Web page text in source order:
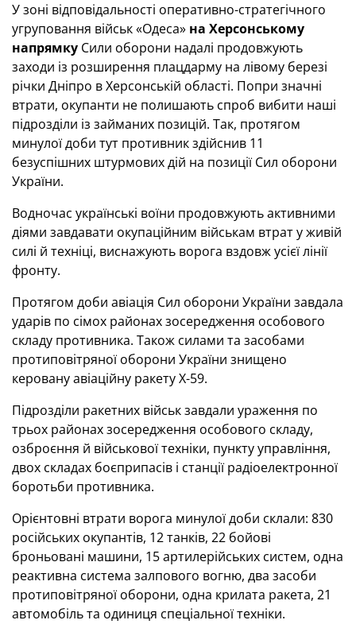
У зоні відповідальності оперативно-стратегічного
угруповання військ «Одеса» на Херсонському
напрямку Сили оборони надалі продовжують
заходи із розширення плацдарму на лівому березі
річки Дніпро в Херсонській області. Попри значні
втрати, окупанти не полишають спроб вибити наші
підрозділи із займаних позицій. Так, протягом
минулої доби тут противник здійснив 11
безуспішних штурмових дій на позиції Сил оборони
України.
Водночас українські воїни продовжують активними
діями завдавати окупаційним військам втрат у живій
силі й техніці, виснажують ворога вздовж усієї лінії
фронту.
Протягом доби авіація Сил оборони України завдала
ударів по сімох районах зосередження особового
складу противника. Також силами та засобами
протиповітряної оборони України знищено
керовану авіаційну ракету Х-59.
Підрозділи ракетних військ завдали ураження по
трьох районах зосередження особового складу,
озброєння й військової техніки, пункту управління,
двох складах боєприпасів і станції радіоелектронної
боротьби противника.
Орієнтовні втрати ворога минулої доби склали: 830
російських окупантів, 12 танків, 22 бойові
броньовані машини, 15 артилерійських систем, одна
реактивна система залпового вогню, два засоби
протиповітряної оборони, одна крилата ракета, 21
автомобіль та одиниця спеціальної техніки.